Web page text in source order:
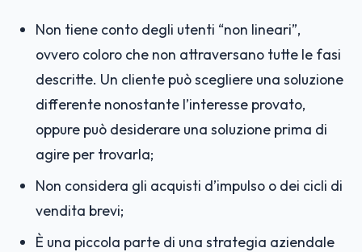
Non tiene conto degli utenti “non lineari”,
ovvero coloro che non attraversano tutte le fasi
descritte. Un cliente può scegliere una soluzione
differente nonostante l’interesse provato,
oppure può desiderare una soluzione prima di
agire per trovarla;
Non considera gli acquisti d’impulso o dei cicli di
vendita brevi;
È una piccola parte di una strategia aziendale